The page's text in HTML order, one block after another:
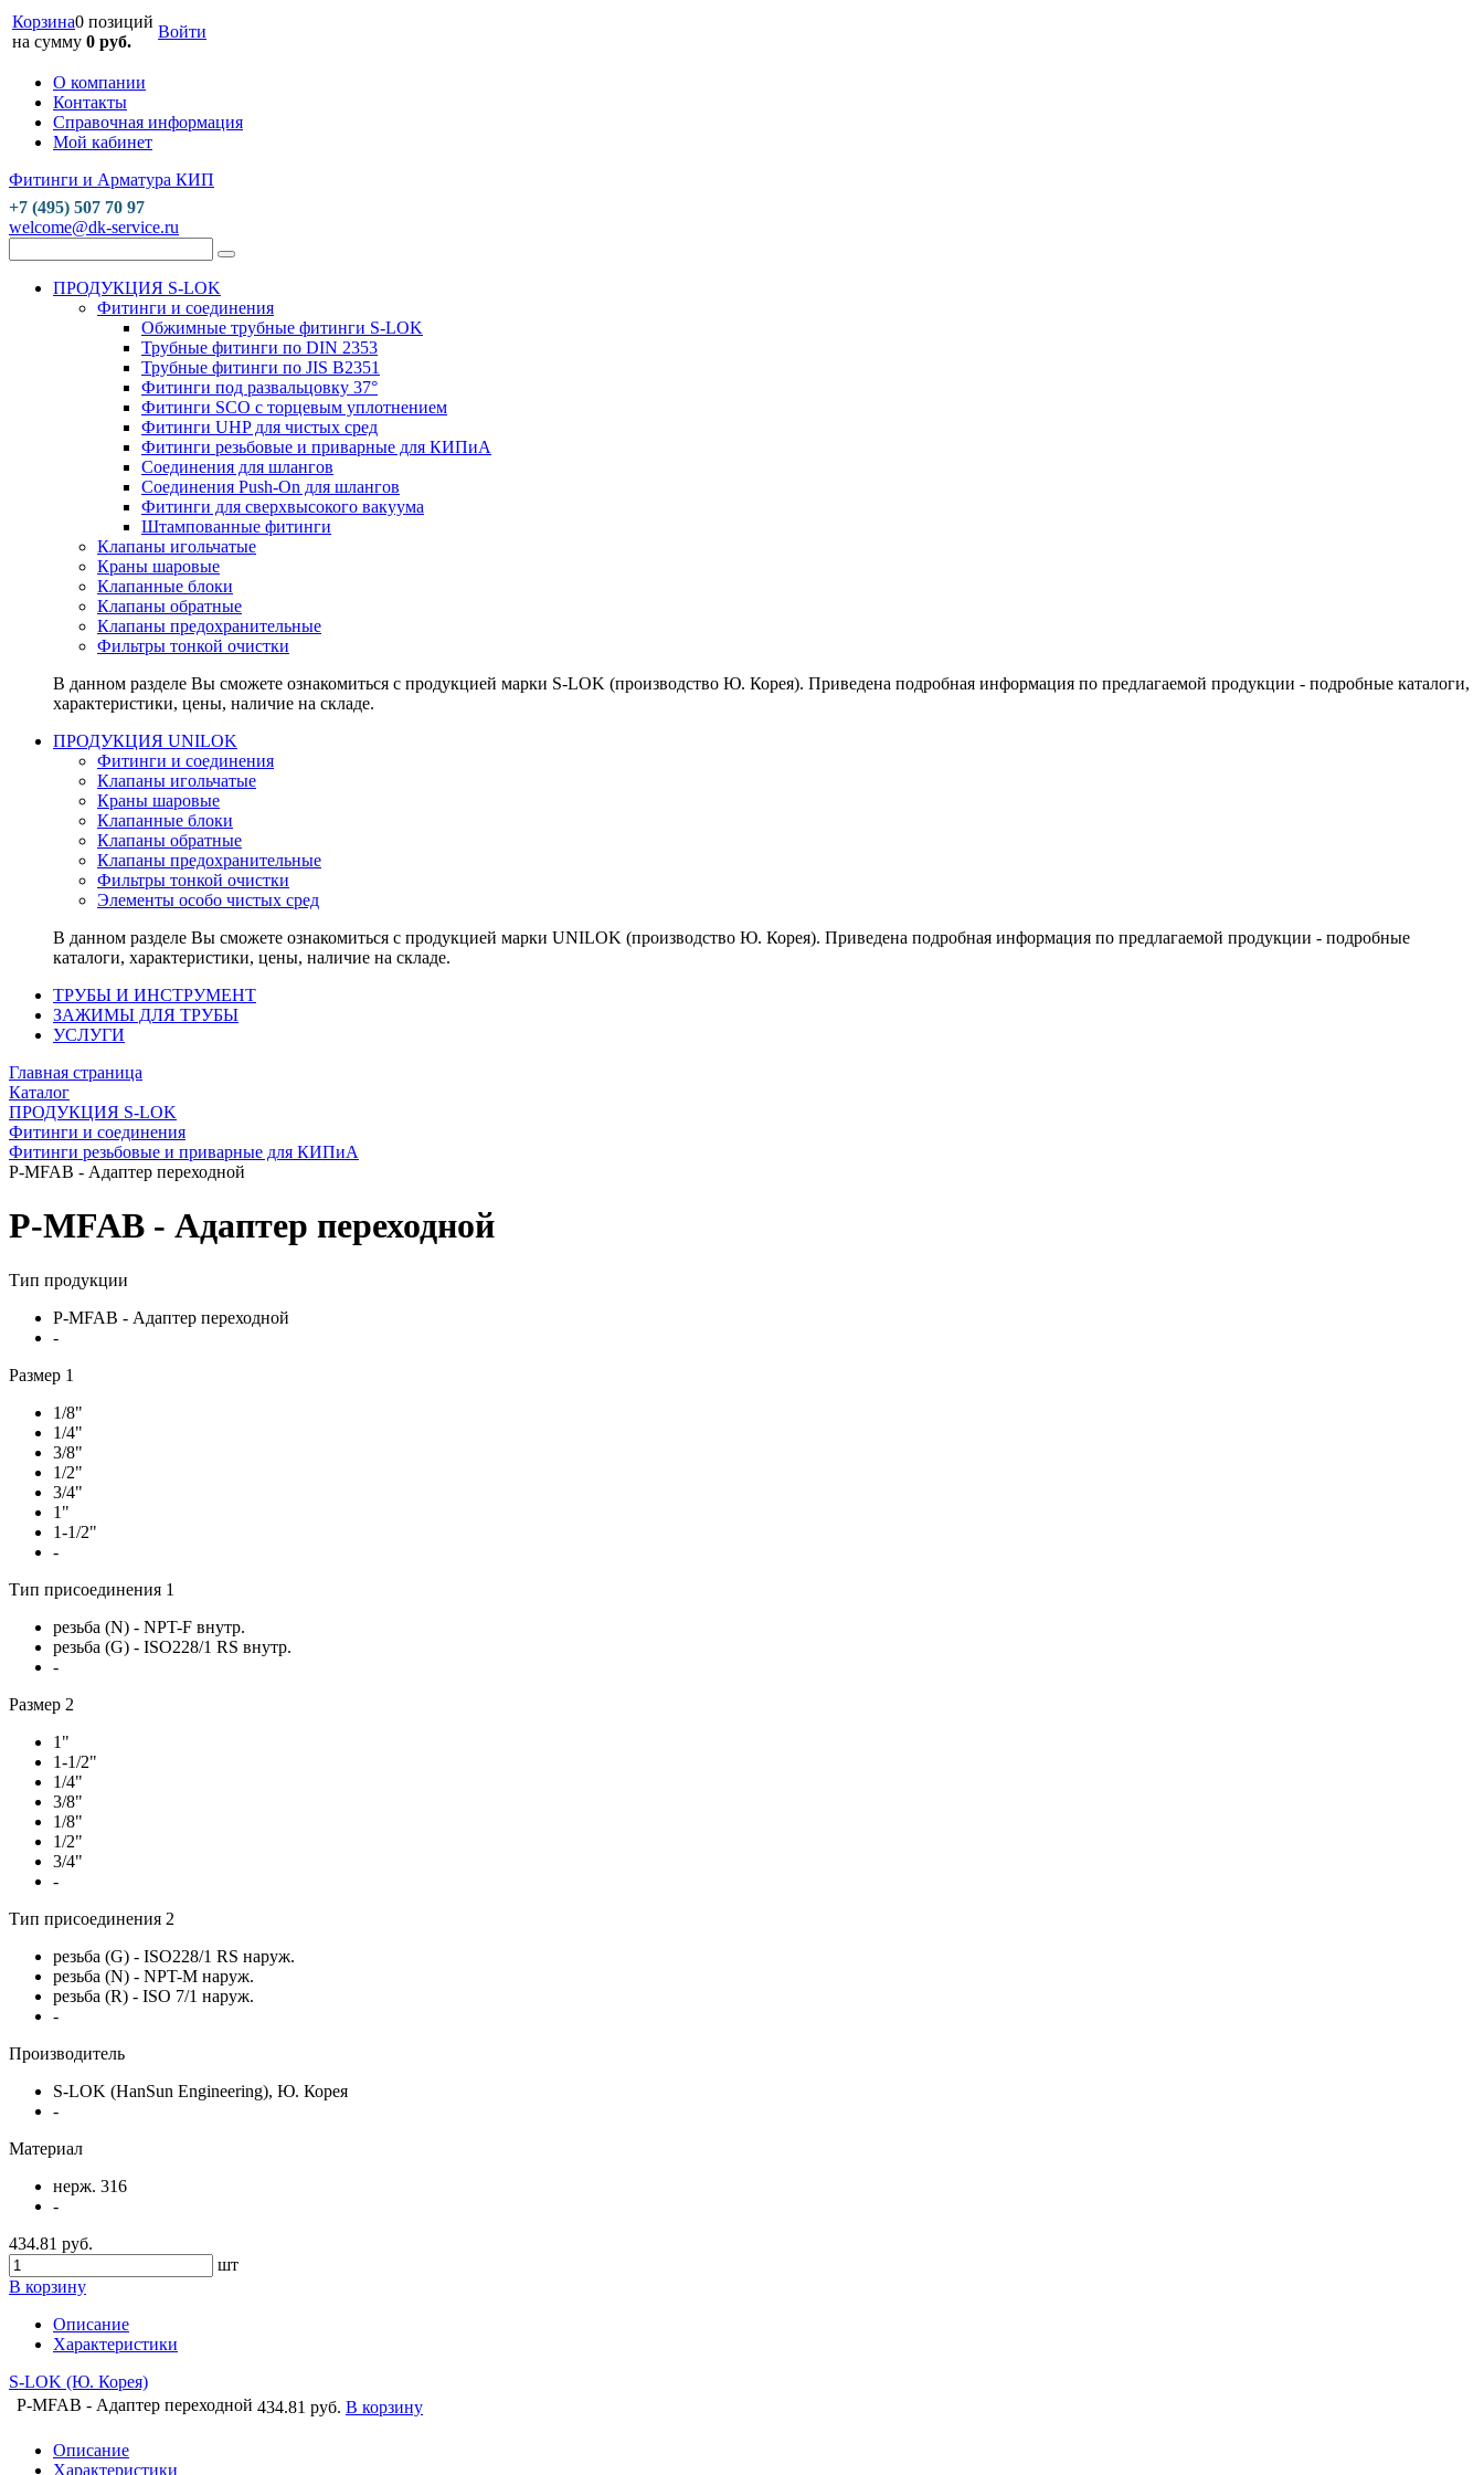
Корзина0 позиций
на сумму 0 руб.
Войти
О компании
Контакты
Справочная информация
Мой кабинет
Фитинги и Арматура КИП
+7 (495) 507 70 97
welcome@dk-service.ru
ПРОДУКЦИЯ S-LOK
Фитинги и соединения
Обжимные трубные фитинги S-LOK
Трубные фитинги по DIN 2353
Трубные фитинги по JIS B2351
Фитинги под развальцовку 37°
Фитинги SCO с торцевым уплотнением
Фитинги UHP для чистых сред
Фитинги резьбовые и приварные для КИПиА
Соединения для шлангов
Соединения Push-On для шлангов
Фитинги для сверхвысокого вакуума
Штампованные фитинги
Клапаны игольчатые
Краны шаровые
Клапанные блоки
Клапаны обратные
Клапаны предохранительные
Фильтры тонкой очистки
В данном разделе Вы сможете ознакомиться с продукцией марки S-LOK (производство Ю. Корея). Приведена подробная информация по предлагаемой продукции - подробные каталоги,
характеристики, цены, наличие на складе.
ПРОДУКЦИЯ UNILOK
Фитинги и соединения
Клапаны игольчатые
Краны шаровые
Клапанные блоки
Клапаны обратные
Клапаны предохранительные
Фильтры тонкой очистки
Элементы особо чистых сред
В данном разделе Вы сможете ознакомиться с продукцией марки UNILOK (производство Ю. Корея). Приведена подробная информация по предлагаемой продукции - подробные
каталоги, характеристики, цены, наличие на складе.
ТРУБЫ И ИНСТРУМЕНТ
ЗАЖИМЫ ДЛЯ ТРУБЫ
УСЛУГИ
Главная страница
Каталог
ПРОДУКЦИЯ S-LOK
Фитинги и соединения
Фитинги резьбовые и приварные для КИПиА
P-MFAB - Адаптер переходной
P-MFAB - Адаптер переходной
Тип продукции
P-MFAB - Адаптер переходной
-
Размер 1
1/8"
1/4"
3/8"
1/2"
3/4"
1"
1-1/2"
-
Тип присоединения 1
резьба (N) - NPT-F внутр.
резьба (G) - ISO228/1 RS внутр.
-
Размер 2
1"
1-1/2"
1/4"
3/8"
1/8"
1/2"
3/4"
-
Тип присоединения 2
резьба (G) - ISO228/1 RS наруж.
резьба (N) - NPT-M наруж.
резьба (R) - ISO 7/1 наруж.
-
Производитель
S-LOK (HanSun Engineering), Ю. Корея
-
Материал
нерж. 316
-
434.81 руб.
шт
В корзину
Описание
Характеристики
S-LOK (Ю. Корея)
P-MFAB - Адаптер переходной 434.81 руб. В корзину
Описание
Характеристики